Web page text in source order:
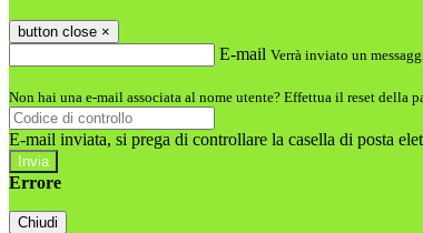
button close ×
E-mail Verrà inviato un
Non hai una e-mail associata al nome utente? Effettua il reset della
E-mail inviata, si prega di controllare la casella di posta
Errore
Chiudi